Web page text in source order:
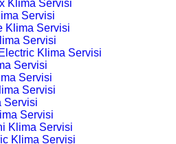
Klima Servisi
Servisi
Klima Servisi
Servisi
Klima Servisi
Servisi
Servisi
Servisi
Servisi
Servisi
Klima Servisi
Klima Servisi